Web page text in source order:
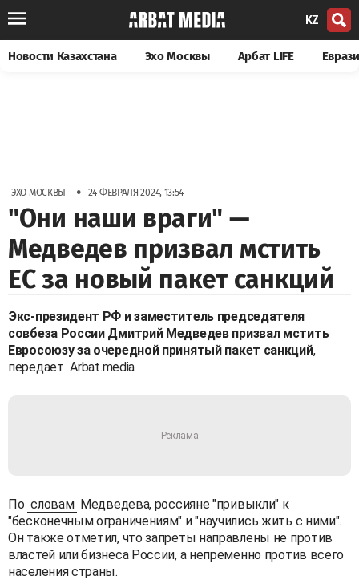
KZ
Новости Казахстана Эхо Москвы Арбат LIFE
ЭХО МОСКВЫ • 24 ФЕВРАЛЯ 2024, 13:54
"Они наши враги" —
Медведев призвал мстить
ЕС за новый пакет санкций
Экс-президент РФ и заместитель председателя
совбеза России Дмитрий Медведев призвал мстить
Евросоюзу за очередной принятый пакет санкций,
передает Arbat.media .
По словам Медведева, россияне "привыкли" к
"бесконечным ограничениям" и "научились жить с ними".
Он также отметил, что запреты направлены не против
властей или бизнеса России, а непременно против всего
населения страны.